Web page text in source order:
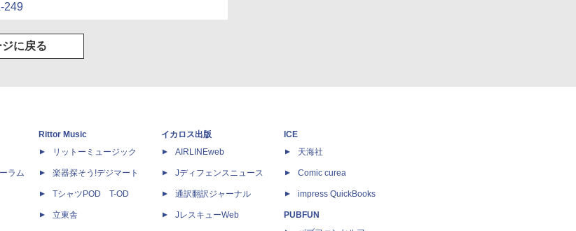
249
ジに戻る
ラム
Rittor Music
リットーミュージック
楽器探そう!デジマート
TシャツPOD T-OD
立東舎
イカロス出版
AIRLINEweb
Jディフェンスニュース
通訳翻訳ジャーナル
JレスキューWeb
ICE
天海社
Comic curea
impress QuickBooks
PUBFUN